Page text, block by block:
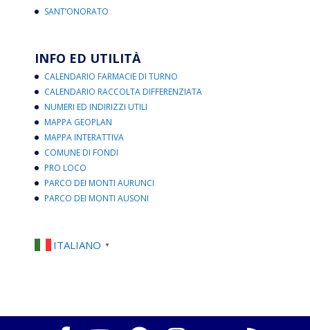
SANT’ONORATO
INFO ED UTILITÀ
CALENDARIO FARMACIE DI TURNO
CALENDARIO RACCOLTA DIFFERENZIATA
NUMERI ED INDIRIZZI UTILI
MAPPA GEOPLAN
MAPPA INTERATTIVA
COMUNE DI FONDI
PRO LOCO
PARCO DEI MONTI AURUNCI
PARCO DEI MONTI AUSONI
ITALIANO ▼